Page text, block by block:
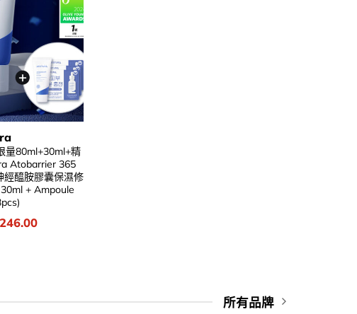
量80ml+30ml+精
Atobarrier 365
經醯胺膠囊保濕修
+ Ampoule
246.00Current
所有品牌